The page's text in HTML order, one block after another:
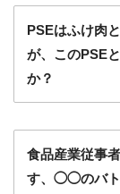
PSEはふけ肉
が、このPSE
か？
食品産業従事
す、◯◯のバト